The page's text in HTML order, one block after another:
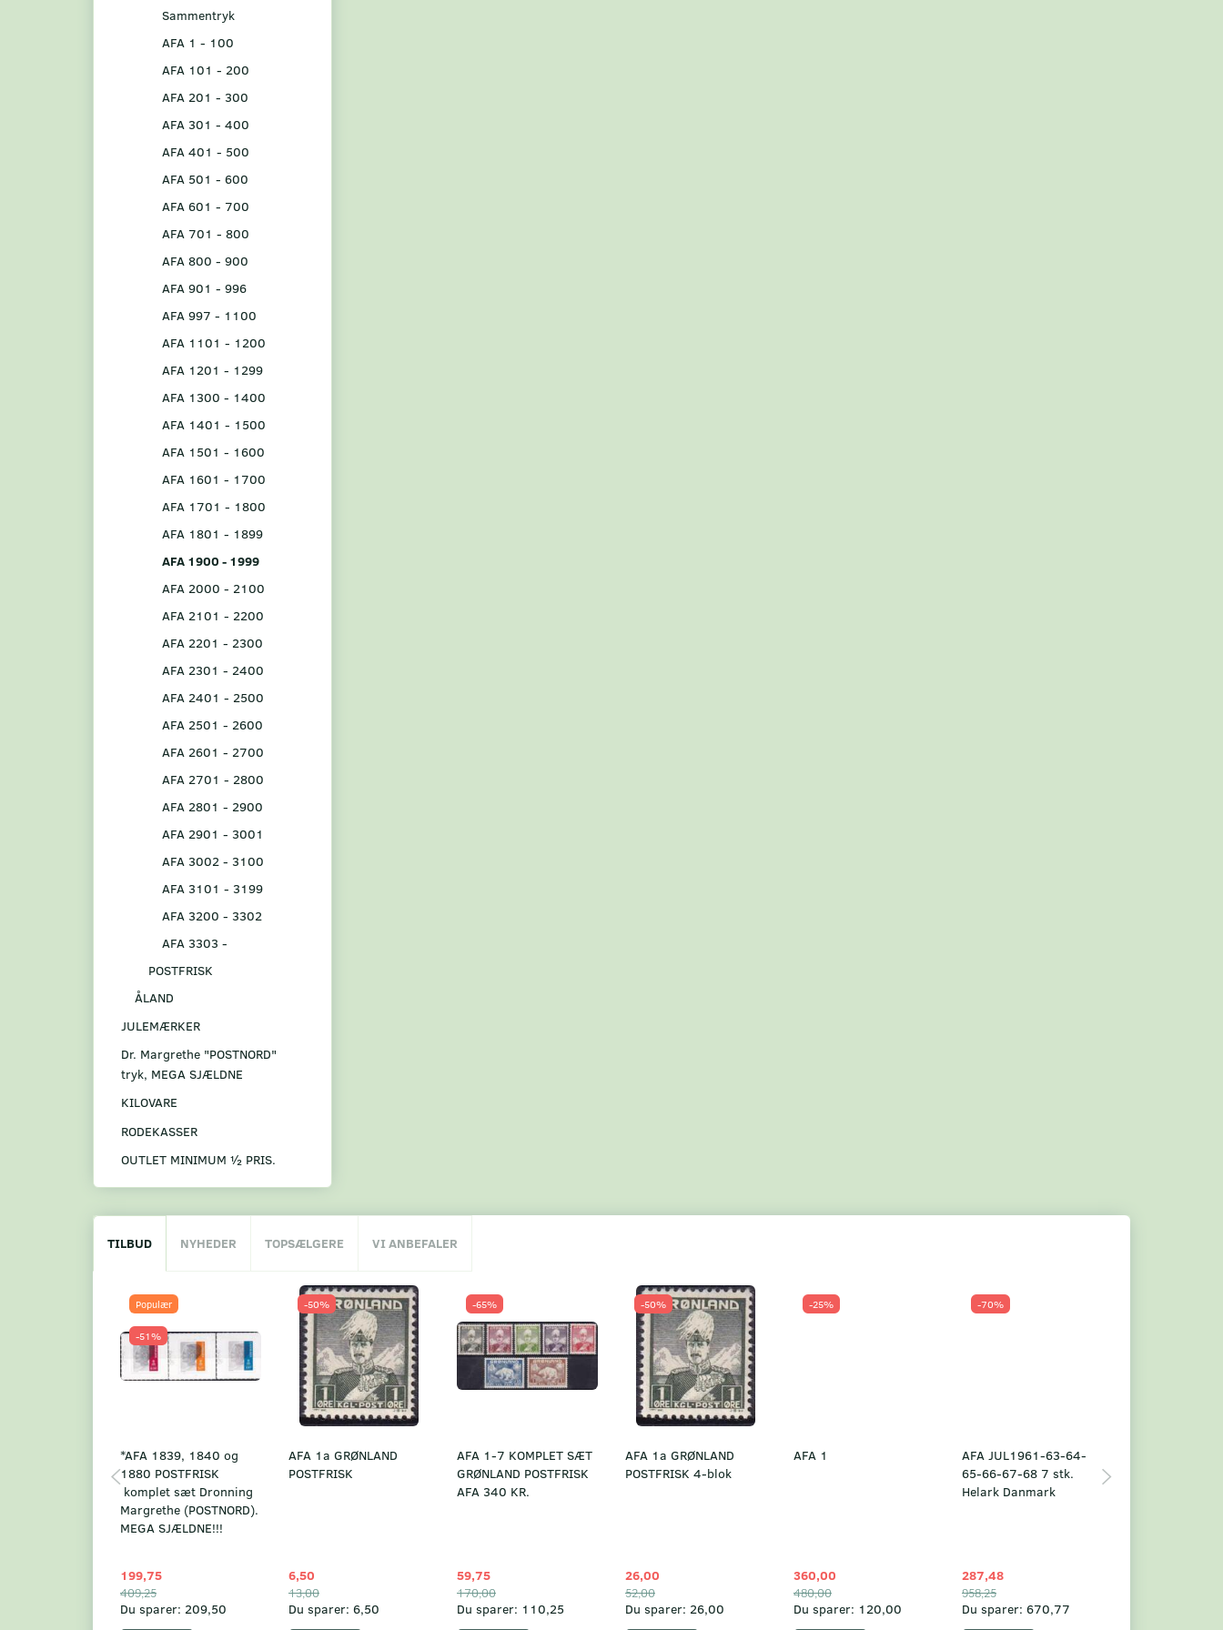
Sammentryk
AFA 1 - 100
AFA 101 - 200
AFA 201 - 300
AFA 301 - 400
AFA 401 - 500
AFA 501 - 600
AFA 601 - 700
AFA 701 - 800
AFA 800 - 900
AFA 901 - 996
AFA 997 - 1100
AFA 1101 - 1200
AFA 1201 - 1299
AFA 1300 - 1400
AFA 1401 - 1500
AFA 1501 - 1600
AFA 1601 - 1700
AFA 1701 - 1800
AFA 1801 - 1899
AFA 1900 - 1999
AFA 2000 - 2100
AFA 2101 - 2200
AFA 2201 - 2300
AFA 2301 - 2400
AFA 2401 - 2500
AFA 2501 - 2600
AFA 2601 - 2700
AFA 2701 - 2800
AFA 2801 - 2900
AFA 2901 - 3001
AFA 3002 - 3100
AFA 3101 - 3199
AFA 3200 - 3302
AFA 3303 -
POSTFRISK
ÅLAND
JULEMÆRKER
Dr. Margrethe "POSTNORD"
tryk, MEGA SJÆLDNE
KILOVARE
RODEKASSER
OUTLET MINIMUM ½ PRIS.
TILBUD NYHEDER TOPSÆLGERE VI ANBEFALER
Populær
-51%
*AFA 1839, 1840 og
1880 POSTFRISK
komplet sæt Dronning
Margrethe (POSTNORD).
MEGA SJÆLDNE!!!
199,75
409,25
Du sparer: 209,50
-50%
AFA 1a GRØNLAND
POSTFRISK
6,50
13,00
Du sparer: 6,50
-65%
AFA 1-7 KOMPLET SÆT
GRØNLAND POSTFRISK
AFA 340 KR.
59,75
170,00
Du sparer: 110,25
-50%
AFA 1a GRØNLAND
POSTFRISK 4-blok
26,00
52,00
Du sparer: 26,00
-25%
AFA 1
360,00
480,00
Du sparer: 120,00
-70%
AFA JUL1961-63-64-
65-66-67-68 7 stk.
Helark Danmark
287,48
958,25
Du sparer: 670,77